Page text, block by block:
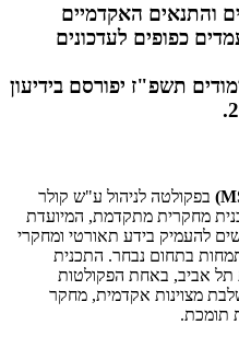
והתנאים האקדמיים
כפופים לעדכונים
תשפ"ז יפורסם בידיעון
בפקולטה לניהול ע"ש קולר
מחקרית מתקדמת, המיועדת
להעמיק בידע תאורטי ומחקרי
בתחום נבחר. התכנית
תל אביב, באחת הפקולטות
מצוינות אקדמית, מחקר
תומכת.